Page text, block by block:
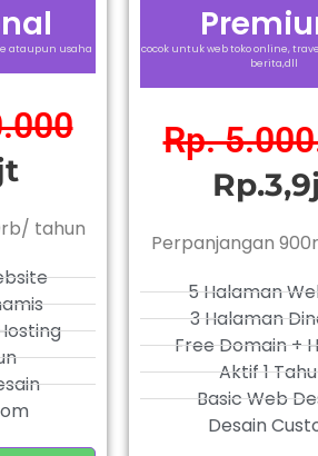
ataupun usaha
tahun
cocok untuk web toko online,
berita,dll
Rp.
Perpanjangan
5 Halaman
3 Halaman
Free Domain +
Aktif 1
Basic Web
Desain